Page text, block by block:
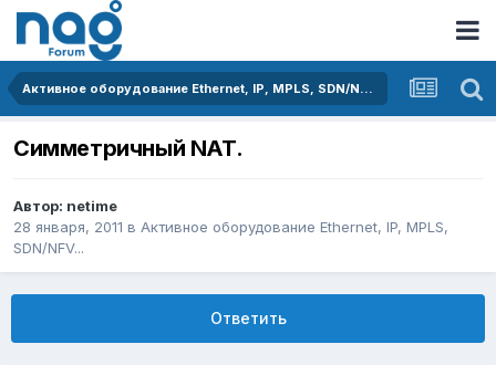
Активное оборудование Ethernet, IP, MPLS, SDN/NFV...
Симметричный NAT.
Автор: netime
28 января, 2011 в Активное оборудование Ethernet, IP, MPLS,
SDN/NFV...
Ответить